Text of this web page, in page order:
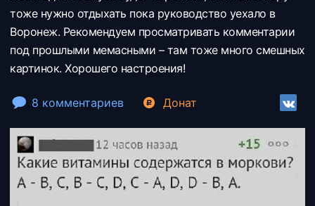
тоже нужно отдыхать пока руководство уехало в
Воронеж. Рекомендуем просматривать комментарии
под прошлыми мемасными – там тоже много смешных
картинок. Хорошего настроения!
8 комментариев Донат